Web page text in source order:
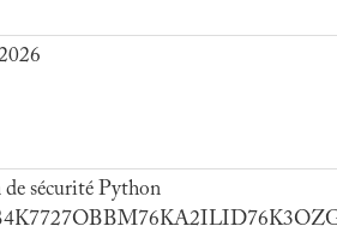
sécurité Python